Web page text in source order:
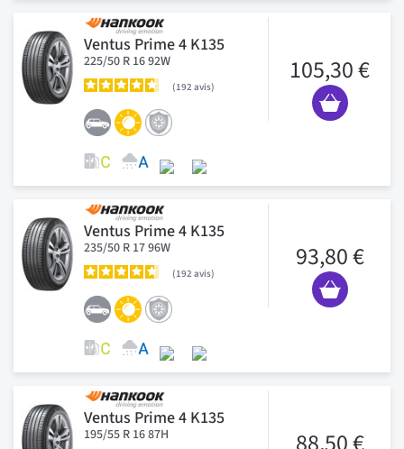
Ventus Prime 4 K135
225/50 R 16 92W
192 avis
105,30 €
Ventus Prime 4 K135
235/50 R 17 96W
192 avis
93,80 €
Ventus Prime 4 K135
195/55 R 16 87H